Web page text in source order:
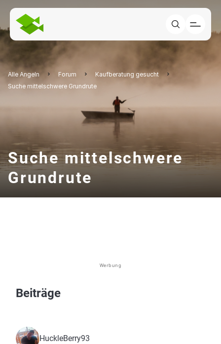
Alle Angeln Forum
Kaufberatung gesucht
Suche mittelschwere Grundrute
Suche mittelschwere
Grundrute
Werbung
Beiträge
HuckleBerry93